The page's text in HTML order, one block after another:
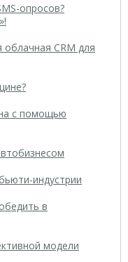
опросов?
CRM для
с помощью
индустрии
в
модели